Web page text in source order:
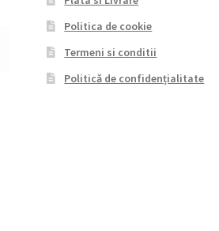
Politica de cookie
Termeni si conditii
Politică de confidențialitate